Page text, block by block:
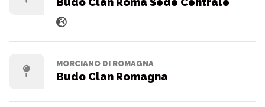
MORCIANO DI ROMAGNA
Budo Clan Romagna